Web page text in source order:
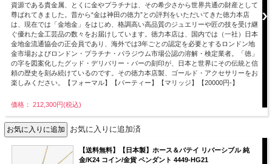
資源である貴金属、とくに金やプラチナは、その希少さから世界共通の財産として
尊ばれてきました。昔から“金は神田の徳力”との評判をいただいてきた徳力本店
は、現在では「金地金」をはじめ、格調高い高品質のジュエリーや匠の技を受け継
ぐ優れた金工芸品の数々をお届けしています。徳力本店は、国内では（一社）日本
金地金流通協会の正会員であり、海外では3年ごとの認定を必要とするロンドン地
金市場およびロンドン・プラチナ・パラジウム市場公認の溶解・検定業者。「徳」
の字を図案化したグッド・デリバリー・バーの刻印が、日本と世界にその伝統と信
頼の歴史を刻み続けているのです。その徳力本店製、ゴールド・アクセサリーをお
楽しみください。【フォーマル】【パーティー】【マリッジ】【20000円-】
価格： 212,300円(税込)
お気に入りに追加済
【送料無料】【日本製】ホース＆バテイ リバーシブル 純
金/K24 コイン/金貨 ペンダント 4449-HG21